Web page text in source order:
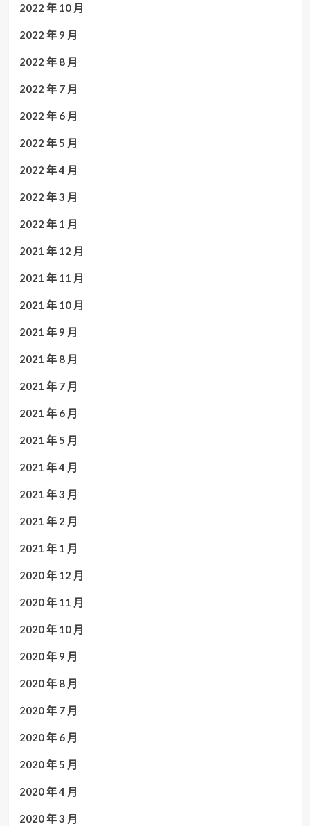
2022 年 10 月
2022 年 9 月
2022 年 8 月
2022 年 7 月
2022 年 6 月
2022 年 5 月
2022 年 4 月
2022 年 3 月
2022 年 1 月
2021 年 12 月
2021 年 11 月
2021 年 10 月
2021 年 9 月
2021 年 8 月
2021 年 7 月
2021 年 6 月
2021 年 5 月
2021 年 4 月
2021 年 3 月
2021 年 2 月
2021 年 1 月
2020 年 12 月
2020 年 11 月
2020 年 10 月
2020 年 9 月
2020 年 8 月
2020 年 7 月
2020 年 6 月
2020 年 5 月
2020 年 4 月
2020 年 3 月